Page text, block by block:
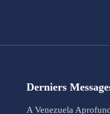
Derniers
A Venezuela